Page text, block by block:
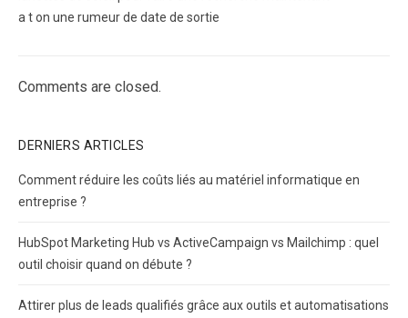
a t on une rumeur de date de sortie
Comments are closed.
DERNIERS ARTICLES
Comment réduire les coûts liés au matériel informatique en
entreprise ?
HubSpot Marketing Hub vs ActiveCampaign vs Mailchimp : quel
outil choisir quand on débute ?
Attirer plus de leads qualifiés grâce aux outils et automatisations